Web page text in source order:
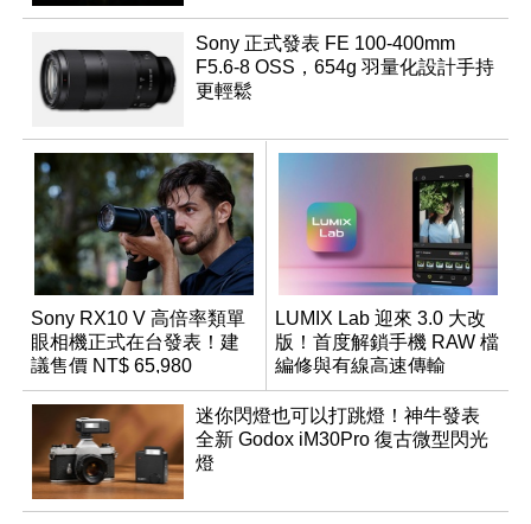
Sony 正式發表 FE 100-400mm
F5.6-8 OSS，654g 羽量化設計手持
更輕鬆
Sony RX10 V 高倍率類單
眼相機正式在台發表！建
議售價 NT$ 65,980
LUMIX Lab 迎來 3.0 大改
版！首度解鎖手機 RAW 檔
編修與有線高速傳輸
迷你閃燈也可以打跳燈！神牛發表
全新 Godox iM30Pro 復古微型閃光
燈